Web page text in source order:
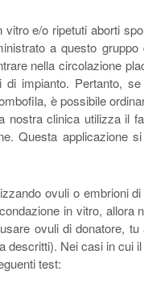
e/o ripetuti aborti
a questo
nella circolazione
impianto. Pertanto,
è possibile
clinica utilizza il
Questa applicazione
ovuli o embrioni
in vitro,
ovuli di donatore,
Nei casi in
test: